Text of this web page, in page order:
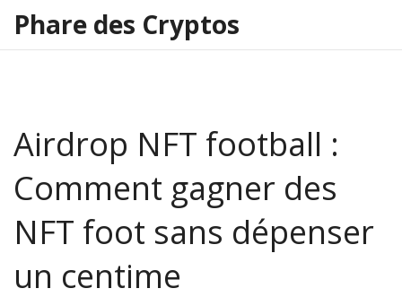
Phare des Cryptos
Airdrop NFT football :
Comment gagner des
NFT foot sans dépenser
un centime